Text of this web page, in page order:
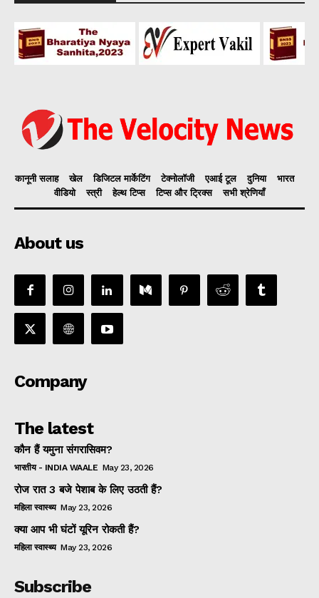
कानूनी सलाह खेल डिजिटल मार्केटिंग टेक्नोलॉजी एआई टूल दुनिया
भारत
वीडियो
स्त्री हेल्थ टिप्स टिप्स और ट्रिक्स सभी श्रेणियाँ
About us
Company
The latest
कौन हैं यमुना संगरासिवम?
भारतीय - INDIA WAALE May 23, 2026
रोज रात 3 बजे पेशाब के लिए उठती हैं?
महिला स्वास्थ्य May 23, 2026
क्या आप भी घंटों यूरिन रोकती हैं?
महिला स्वास्थ्य May 23, 2026
Subscribe